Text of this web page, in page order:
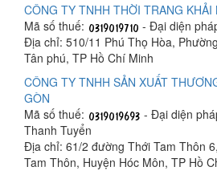
CÔNG TY TNHH THỜI TRANG KHẢI
Mã số thuế:
- Đại diện
Địa chỉ: 510/11 Phú Thọ Hòa,
Tân phú, TP Hồ Chí Minh
CÔNG TY TNHH SẢN XUẤT
GÒN
Mã số thuế:
- Đại diện
Thanh Tuyển
Địa chỉ: 61/2 đường Thới Tam Thôn
Tam Thôn, Huyện Hóc Môn, TP Hồ